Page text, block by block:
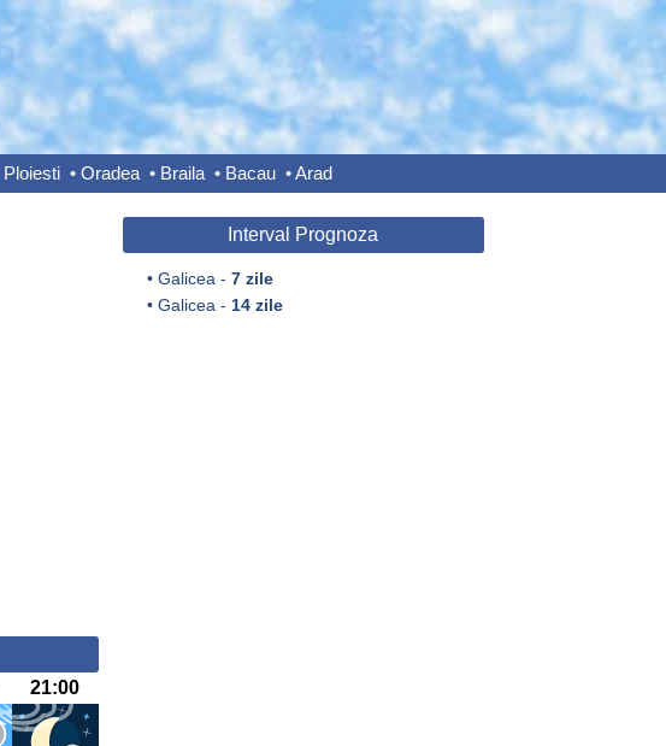
Ploiesti • Oradea • Braila • Bacau •Arad
21:00
Interval Prognoza
• Galicea - 7 zile
• Galicea - 14 zile